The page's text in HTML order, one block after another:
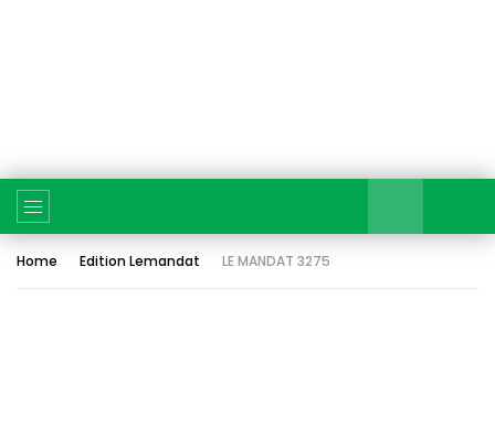
Home Edition Lemandat LE MANDAT 3275